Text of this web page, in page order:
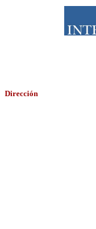
Dirección